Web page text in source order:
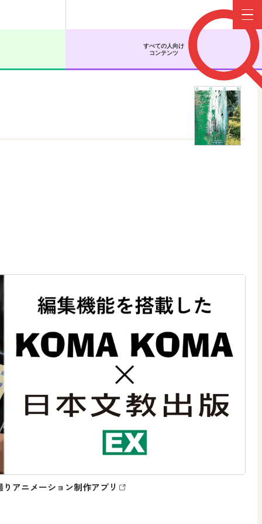
すべての人向け
コンテンツ
アニメーション制作アプリ